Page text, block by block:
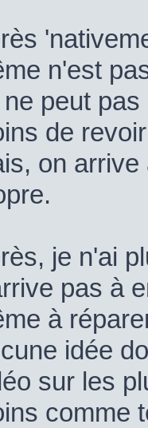
n'est
peut
de
on
je n'ai
pas à
à
idée
sur les
comme